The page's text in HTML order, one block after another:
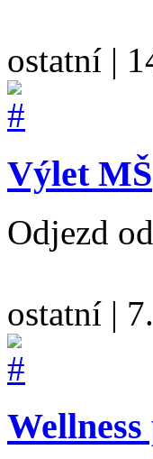
ostatní |
Výlet MŠ
Odjezd
ostatní |